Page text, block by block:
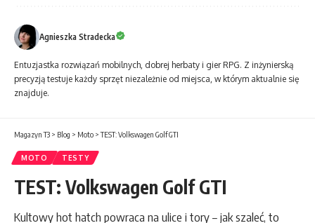
Agnieszka Stradecka
Entuzjastka rozwiązań mobilnych, dobrej herbaty i gier RPG. Z inżynierską
precyzją testuje każdy sprzęt niezależnie od miejsca, w którym aktualnie się
znajduje.
Magazyn T3 > Blog > Moto >TEST: Volkswagen Golf GTI
MOTO TESTY
TEST: Volkswagen Golf GTI
Kultowy hot hatch powraca na ulice i tory – jak szaleć, to